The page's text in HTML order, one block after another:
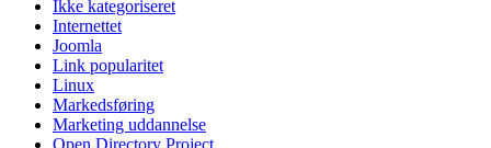
Ikke kategoriseret
Internettet
Joomla
Link popularitet
Linux
Markedsføring
Marketing uddannelse
Open Directory Project